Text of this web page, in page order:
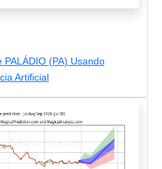
(PA) Usando
Artificial